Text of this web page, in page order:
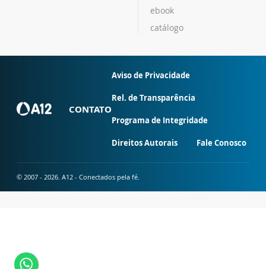
ebook
catálogo
CONTATO
Aviso de Privacidade
Rel. de Transparência
Programa de Integridade
Direitos Autorais Fale Conosco
© 2007 - 2026. A12 - Conectados pela fé.